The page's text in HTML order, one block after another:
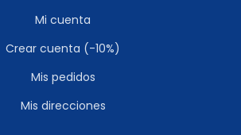
Mi cuenta
Crear cuenta (-10%)
Mis pedidos
Mis direcciones